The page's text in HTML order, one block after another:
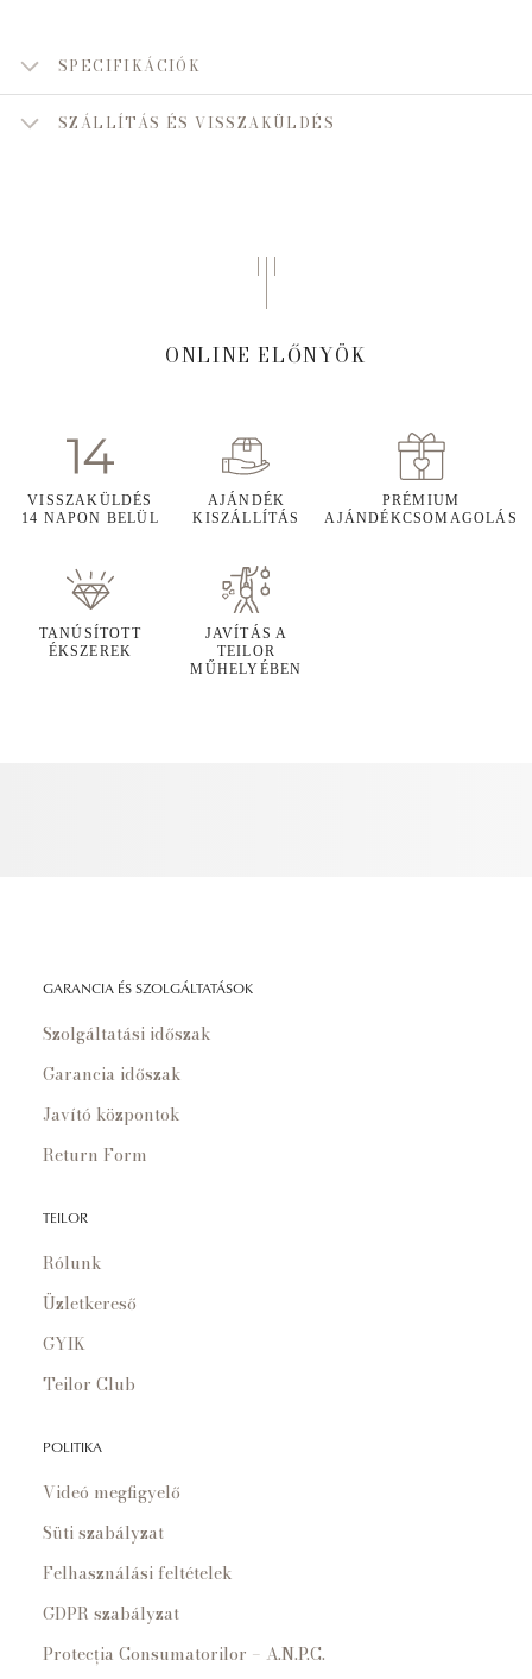
SPECIFIKÁCIÓK
SZÁLLÍTÁS ÉS VISSZAKÜLDÉS
ONLINE ELŐNYÖK
VISSZAKÜLDÉS
14 NAPON BELÜL
AJÁNDÉK
KISZÁLLÍTÁS
PRÉMIUM
AJÁNDÉKCSOMAGOLÁS
TANÚSÍTOTT
ÉKSZEREK
JAVÍTÁS A
TEILOR
MŰHELYÉBEN
GARANCIA ÉS SZOLGÁLTATÁSOK
Szolgáltatási időszak
Garancia időszak
Javító központok
Return Form
TEILOR
Rólunk
Üzletkereső
GYIK
Teilor Club
POLITIKA
Videó megfigyelő
Süti szabályzat
Felhasználási feltételek
GDPR szabályzat
Protecția Consumatorilor – A.N.P.C.